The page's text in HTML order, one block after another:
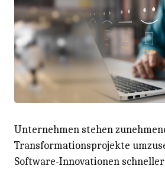
Unternehmen stehen
Transformationsprojekte
Software-Innovationen